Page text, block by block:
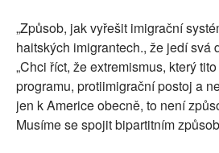
„Způsob, jak vyřešit imigrační
haitských imigrantech., že jedí svá
„Chci říct, že extremismus, který
programu, protiimigrační postoj a
jen k Americe obecně, to není
Musíme se spojit bipartitním